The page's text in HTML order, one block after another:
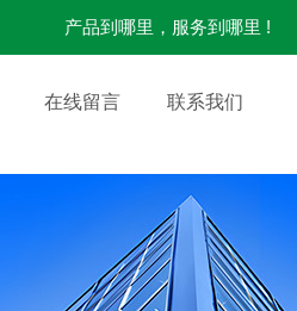
产品到哪里，服务到哪里 !
在线留言 联系我们